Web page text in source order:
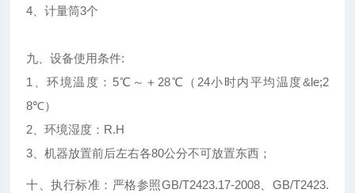
4、计量筒3个
九、设备使用条件:
1、环境温度：5℃～＋28℃（24小时内平均温度&le;2
8℃）
2、环境湿度：R.H
3、机器放置前后左右各80公分不可放置东西；
十、执行标准：严格参照GB/T2423.17-2008、GB/T2423.